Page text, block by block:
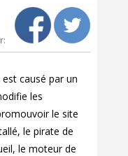
causé par un
les
le site
le pirate de
le moteur de